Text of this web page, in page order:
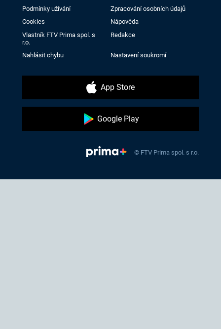
Podmínky užívání
Zpracování osobních údajů
Cookies
Nápověda
Vlastník FTV Prima spol. s
r.o.
Redakce
Nahlásit chybu Nastavení soukromí
App Store
Google Play
© FTV Prima spol. s r.o.